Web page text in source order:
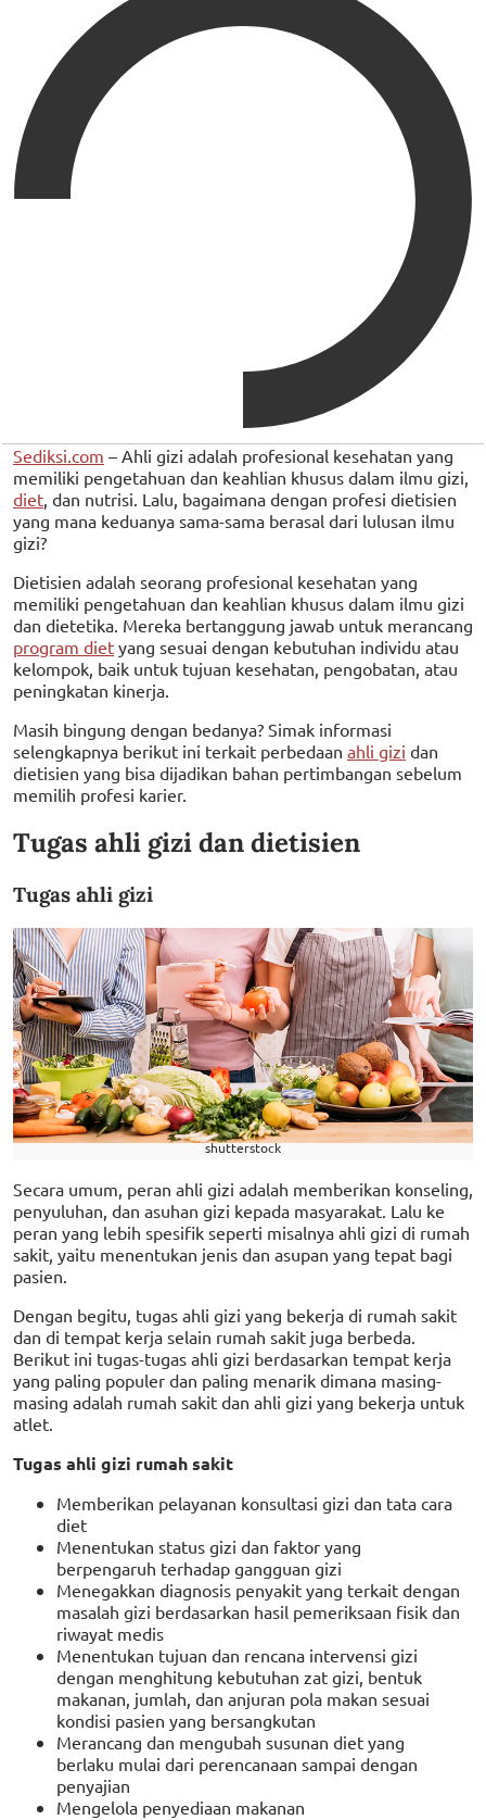
Sediksi.com – Ahli gizi adalah profesional kesehatan yang
memiliki pengetahuan dan keahlian khusus dalam ilmu gizi,
diet , dan nutrisi. Lalu, bagaimana dengan profesi dietisien
yang mana keduanya sama-sama berasal dari lulusan ilmu
gizi?
Dietisien adalah seorang profesional kesehatan yang
memiliki pengetahuan dan keahlian khusus dalam ilmu gizi
dan dietetika. Mereka bertanggung jawab untuk merancang
program diet yang sesuai dengan kebutuhan individu atau
kelompok, baik untuk tujuan kesehatan, pengobatan, atau
peningkatan kinerja.
Masih bingung dengan bedanya? Simak informasi
selengkapnya berikut ini terkait perbedaan ahli gizi dan
dietisien yang bisa dijadikan bahan pertimbangan sebelum
memilih profesi karier.
Tugas ahli gizi dan dietisien
Tugas ahli gizi
shutterstock
Secara umum, peran ahli gizi adalah memberikan konseling,
penyuluhan, dan asuhan gizi kepada masyarakat. Lalu ke
peran yang lebih spesifik seperti misalnya ahli gizi di rumah
sakit, yaitu menentukan jenis dan asupan yang tepat bagi
pasien.
Dengan begitu, tugas ahli gizi yang bekerja di rumah sakit
dan di tempat kerja selain rumah sakit juga berbeda.
Berikut ini tugas-tugas ahli gizi berdasarkan tempat kerja
yang paling populer dan paling menarik dimana masing-
masing adalah rumah sakit dan ahli gizi yang bekerja untuk
atlet.
Tugas ahli gizi rumah sakit
Memberikan pelayanan konsultasi gizi dan tata cara
diet
Menentukan status gizi dan faktor yang
berpengaruh terhadap gangguan gizi
Menegakkan diagnosis penyakit yang terkait dengan
masalah gizi berdasarkan hasil pemeriksaan fisik dan
riwayat medis
Menentukan tujuan dan rencana intervensi gizi
dengan menghitung kebutuhan zat gizi, bentuk
makanan, jumlah, dan anjuran pola makan sesuai
kondisi pasien yang bersangkutan
Merancang dan mengubah susunan diet yang
berlaku mulai dari perencanaan sampai dengan
penyajian
Mengelola penyediaan makanan